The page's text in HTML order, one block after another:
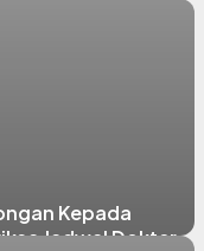
Kepada
Jadwal Dokter